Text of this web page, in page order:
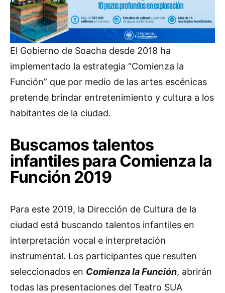
El Gobierno de Soacha desde 2018 ha
implementado la estrategia “Comienza la
Función” que por medio de las artes escénicas
pretende brindar entretenimiento y cultura a los
habitantes de la ciudad.
Buscamos talentos
infantiles para Comienza la
Función 2019
Para este 2019, la Dirección de Cultura de la
ciudad está buscando talentos infantiles en
interpretación vocal e interpretación
instrumental. Los participantes que resulten
seleccionados en Comienza la Función, abrirán
todas las presentaciones del Teatro SUA